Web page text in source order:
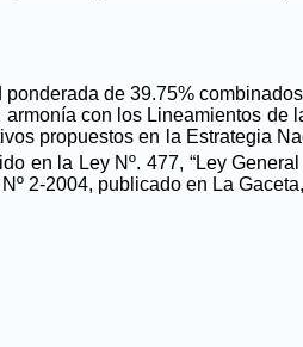
de 39.75%
con los Lineamientos
propuestos en la Estrategia
en la Ley Nº. 477, “Ley
2-2004, publicado en La